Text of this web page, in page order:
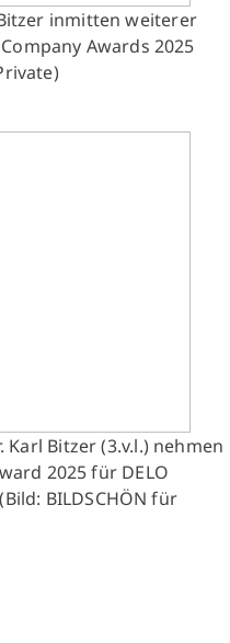
inmitten weiterer
Awards 2025
Karl Bitzer (3.v.l.) nehmen
2025 für DELO
BILDSCHÖN für